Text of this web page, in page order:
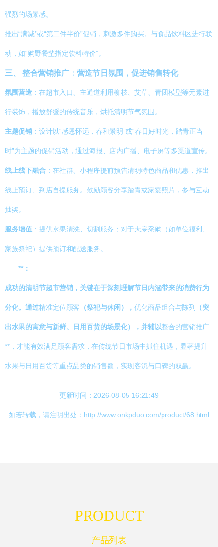
强烈的场景感。
推出“满减”或“第二件半价”促销，刺激多件购买。与食品饮料区进行联
动，如“购野餐垫指定饮料特价”。
三、 整合营销推广：营造节日氛围，促进销售转化
氛围营造 ：在超市入口、主通道利用柳枝、艾草、青团模型等元素进
行装饰，播放舒缓的传统音乐，烘托清明节气氛围。
主题促销 ：设计以“感恩怀远，春和景明”或“春日好时光，踏青正当
时”为主题的促销活动，通过海报、店内广播、电子屏等多渠道宣传。
线上线下融合 ：在社群、小程序提前预告清明特色商品和优惠，推出
线上预订、到店自提服务。鼓励顾客分享踏青或家宴照片，参与互动
抽奖。
服务增值 ：提供水果清洗、切割服务；对于大宗采购（如单位福利、
家族祭祀）提供预订和配送服务。
**：
成功的清明节超市营销，关键在于深刻理解节日内涵带来的消费行为
分化。通过精准定位顾客 （祭祀与休闲）， 优化商品组合与陈列 （突
出水果的寓意与新鲜、日用百货的场景化），并辅以整合的营销推广
**，才能有效满足顾客需求，在传统节日市场中抓住机遇，显著提升
水果与日用百货等重点品类的销售额，实现客流与口碑的双赢。
更新时间：2026-08-05 16:21:49
如若转载，请注明出处：http://www.onkpduo.com/product/68.html
PRODUCT
产品列表